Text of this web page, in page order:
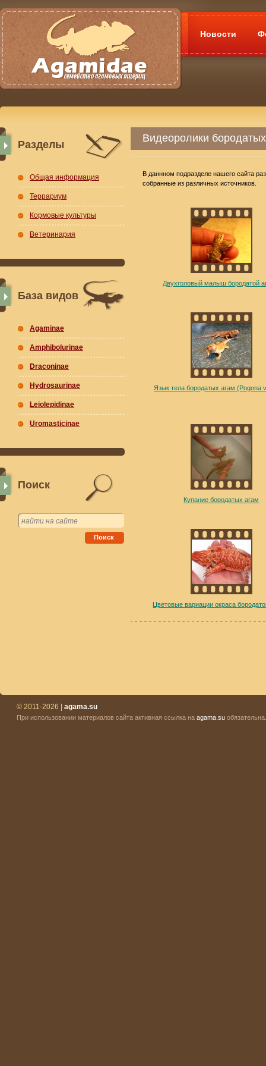
Новости
Разделы
Общая информация
Террариум
Кормовые культуры
Ветеринария
База видов
Agaminae
Amphibolurinae
Draconinae
Hydrosaurinae
Leiolepidinae
Uromasticinae
Поиск
Поиск
Видеоролики
В даннном подразделе нашего сайта
собранные из различных источников.
Двухголовый малыш бородатой
Язык тела бородатых агам (Pogona
Купание бородатых агам
Цветовые вариации окраса
© 2011-2026 | agama.su
При использовании материалов сайта активная ссылка на agama.su обязательна.